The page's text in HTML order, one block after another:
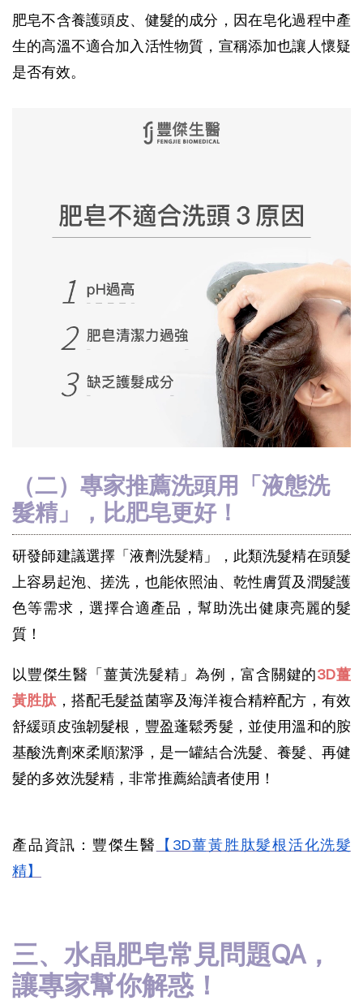
肥皂不含養護頭皮、健髮的成分，因在皂化過程中產
生的高溫不適合加入活性物質，宣稱添加也讓人懷疑
是否有效。
（二）專家推薦洗頭用「液態洗
髮精」，比肥皂更好！
研發師建議選擇「液劑洗髮精」，此類洗髮精在頭髮
上容易起泡、搓洗，也能依照油、乾性膚質及潤髮護
色等需求，選擇合適產品，幫助洗出健康亮麗的髮
質！
以豐傑生醫「薑黃洗髮精」為例，富含關鍵的3D薑
黃胜肽 ，搭配毛髮益菌寧及海洋複合精粹配方，有效
舒緩頭皮強韌髮根，豐盈蓬鬆秀髮，並使用溫和的胺
基酸洗劑來柔順潔淨，是一罐結合洗髮、養髮、再健
髮的多效洗髮精，非常推薦給讀者使用！
產品資訊：豐傑生醫
【3D薑黃胜肽髮根活化洗髮
精】
三、水晶肥皂常見問題QA，
讓專家幫你解惑！